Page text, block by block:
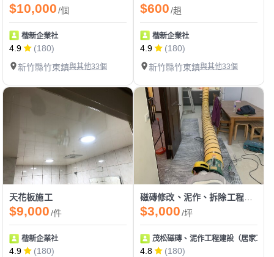
$10,000/個
楷新企業社
4.9
(180)
新竹縣竹東鎮與其他33個
$600/趟
楷新企業社
4.9
(180)
新竹縣竹東鎮與其他33個
天花板施工
$9,000/件
楷新企業社
4.9
(180)
磁磚修改、泥作、拆除工程、油漆工程
$3,000/坪
茂松磁磚、泥作工程建設（居家工程
4.8
(180)